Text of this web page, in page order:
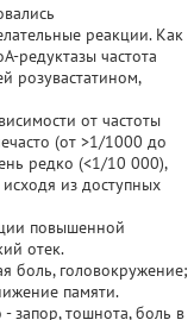
реакции. Как
редуктазы частота
розувастатином,
от частоты
(от >1/1000 до
редко (<1/10 000),
из доступных
повышенной
отек.
боль, головокружение;
памяти.
запор, тошнота, боль в